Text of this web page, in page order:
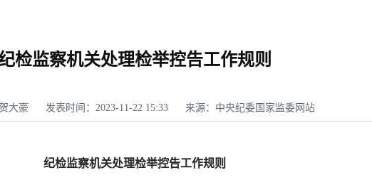
检监察机关处理检举控告工作规则
大豪 发表时间：2023-11-22 15:33 来源：中央纪委国家监委网站
纪检监察机关处理检举控告工作规则